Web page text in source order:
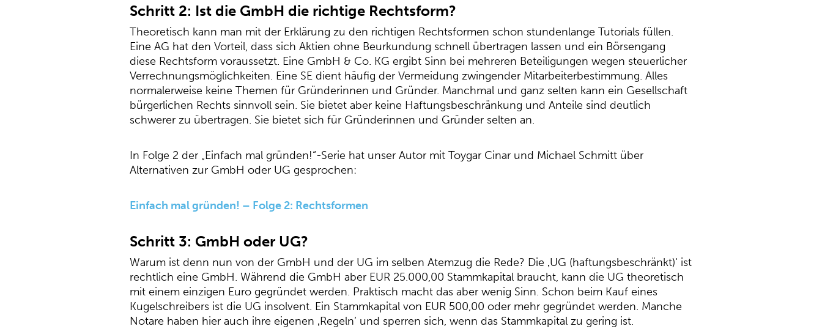
Schritt 2: Ist die GmbH die richtige Rechtsform?
Theoretisch kann man mit der Erklärung zu den richtigen Rechtsformen schon stundenlange Tutorials füllen.
Eine AG hat den Vorteil, dass sich Aktien ohne Beurkundung schnell übertragen lassen und ein Börsengang
diese Rechtsform voraussetzt. Eine GmbH & Co. KG ergibt Sinn bei mehreren Beteiligungen wegen steuerlicher
Verrechnungsmöglichkeiten. Eine SE dient häufig der Vermeidung zwingender Mitarbeiterbestimmung. Alles
normalerweise keine Themen für Gründerinnen und Gründer. Manchmal und ganz selten kann ein Gesellschaft
bürgerlichen Rechts sinnvoll sein. Sie bietet aber keine Haftungsbeschränkung und Anteile sind deutlich
schwerer zu übertragen. Sie bietet sich für Gründerinnen und Gründer selten an.
In Folge 2 der „Einfach mal gründen!“-Serie hat unser Autor mit Toygar Cinar und Michael Schmitt über
Alternativen zur GmbH oder UG gesprochen:
Einfach mal gründen! – Folge 2: Rechtsformen
Schritt 3: GmbH oder UG?
Warum ist denn nun von der GmbH und der UG im selben Atemzug die Rede? Die ‚UG (haftungsbeschränkt)‘ ist
rechtlich eine GmbH. Während die GmbH aber EUR 25.000,00 Stammkapital braucht, kann die UG theoretisch
mit einem einzigen Euro gegründet werden. Praktisch macht das aber wenig Sinn. Schon beim Kauf eines
Kugelschreibers ist die UG insolvent. Ein Stammkapital von EUR 500,00 oder mehr gegründet werden. Manche
Notare haben hier auch ihre eigenen ‚Regeln‘ und sperren sich, wenn das Stammkapital zu gering ist.